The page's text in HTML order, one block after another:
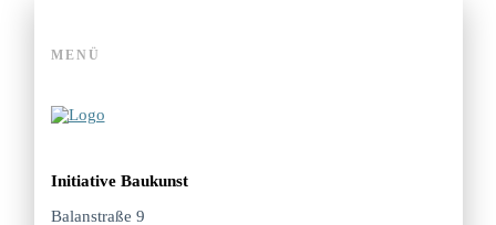
MENÜ
Initiative Baukunst
Balanstraße 9